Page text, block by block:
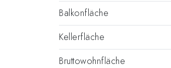
Balkonfläche
Kellerfläche
Bruttowohnfläche